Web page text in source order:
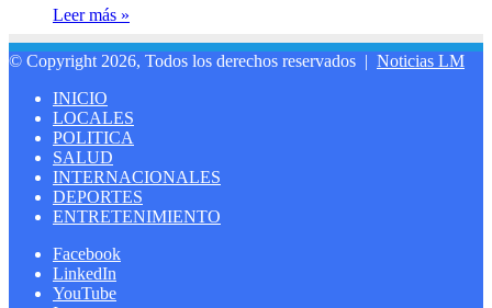
Leer más »
© Copyright 2026, Todos los derechos reservados | Noticias LM
INICIO
LOCALES
POLITICA
SALUD
INTERNACIONALES
DEPORTES
ENTRETENIMIENTO
Facebook
LinkedIn
YouTube